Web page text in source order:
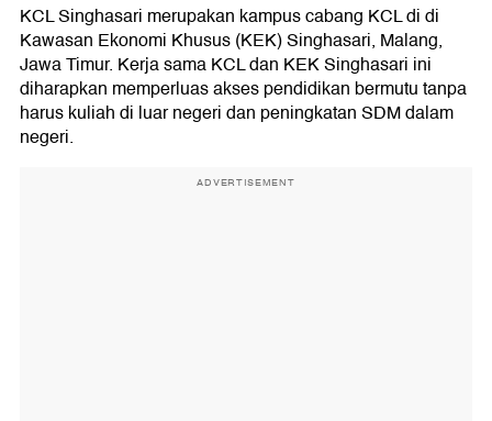
KCL Singhasari merupakan kampus cabang KCL di di
Kawasan Ekonomi Khusus (KEK) Singhasari, Malang,
Jawa Timur. Kerja sama KCL dan KEK Singhasari ini
diharapkan memperluas akses pendidikan bermutu tanpa
harus kuliah di luar negeri dan peningkatan SDM dalam
negeri.
ADVERTISEMENT